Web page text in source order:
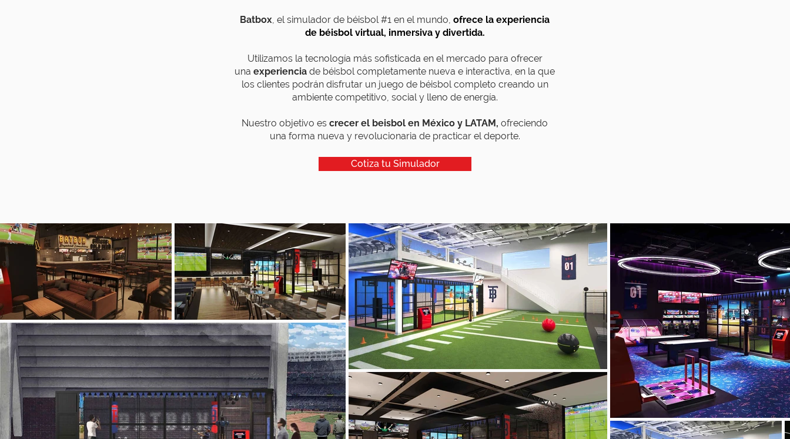
Batbox, el simulador de béisbol #1 en el mundo, ofrece la experiencia
de béisbol virtual, inmersiva y divertida.
Utilizamos la tecnología más sofisticada en el mercado para ofrecer
una experiencia de béisbol completamente nueva e interactiva, en la que
los clientes podrán disfrutar un juego de béisbol completo creando un
ambiente competitivo, social y lleno de energía.
Nuestro objetivo es crecer el beisbol en México y LATAM, ofreciendo
una forma nueva y revolucionaria de practicar el deporte.
Cotiza tu Simulador